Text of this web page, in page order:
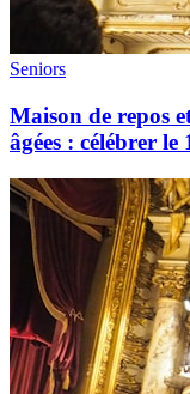
Seniors
Maison de repos
âgées : célébrer le